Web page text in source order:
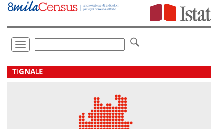
Vai
direttamente
Toggle
navigation
.
TIGNALE